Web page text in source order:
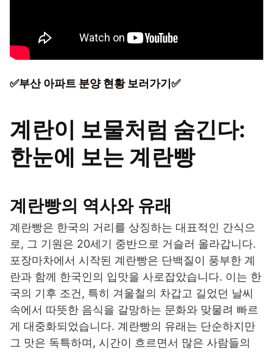
✅부산 아파트 분양 현황 보러가기✅
계란이 보물처럼 숨긴다:
한눈에 보는 계란빵
계란빵의 역사와 유래
계란빵은 한국의 거리를 상징하는 대표적인 간식으
로, 그 기원은 20세기 중반으로 거슬러 올라갑니다.
포장마차에서 시작된 계란빵은 단백질이 풍부한 계
란과 함께 한국인의 입맛을 사로잡았습니다. 이는 한
국의 기후 조건, 특히 겨울철의 차갑고 길었던 날씨
속에서 따뜻한 음식을 갈망하는 문화와 맞물려 빠르
게 대중화되었습니다. 계란빵의 유래는 단순하지만
그 맛은 독특하며, 시간이 흐르면서 많은 사람들의